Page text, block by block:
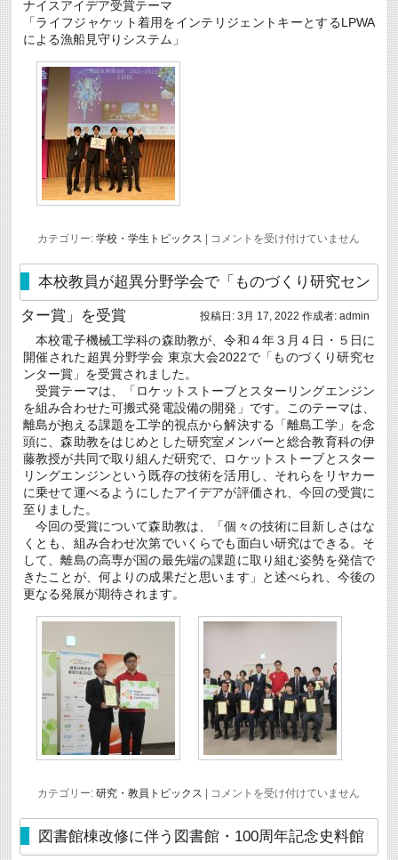
ナイスアイデア受賞テーマ
「ライフジャケット着用をインテリジェントキーとするLPWA
による漁船見守りシステム」
カテゴリー: 学校・学生トピックス
Japan
ジ
ネ
ス
デ
ザ
ン
発
発
表
会
に
て
ナ
イ
ス
デ
ア
賞
を
受
コメントを受け付けていません
本校教員が超異分野学会で「ものづくり研究セン
ター賞」を受賞
投稿日: 3月 17, 2022 作成者: admin
本校電子機械工学科の森助教が、令和４年３月４日・５日に
開催された超異分野学会 東京大会2022で「ものづくり研究セ
ンター賞」を受賞されました。
受賞テーマは、「ロケットストーブとスターリングエンジン
を組み合わせた可搬式発電設備の開発」です。このテーマは、
離島が抱える課題を工学的視点から解決する「離島工学」を念
頭に、森助教をはじめとした研究室メンバーと総合教育科の伊
藤教授が共同で取り組んだ研究で、ロケットストーブとスター
リングエンジンという既存の技術を活用し、それらをリヤカー
に乗せて運べるようにしたアイデアが評価され、今回の受賞に
至りました。
今回の受賞について森助教は、「個々の技術に目新しさはな
くとも、組み合わせ次第でいくらでも面白い研究はできる。そ
して、離島の高専が国の最先端の課題に取り組む姿勢を発信で
きたことが、何よりの成果だと思います」と述べられ、今後の
更なる発展が期待されます。
カテゴリー: 研究・教員トピックス
本
教
員
が
コメントを受け付けていません
図書館棟改修に伴う図書館・100周年記念史料館